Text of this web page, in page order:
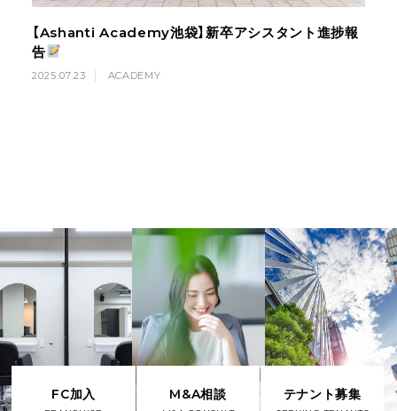
【Ashanti Academy池袋】新卒アシスタント進捗報
告
2025.07.23 ACADEMY
FC加入 M&A相談 テナント募集